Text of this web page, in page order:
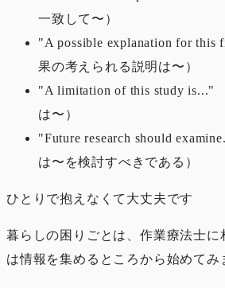
一致して〜）
"A possible explanation for this
果の考えられる説明は〜）
"A limitation of this study is..."
は〜）
"Future research should
は〜を検討すべきである）
ひとりで抱えなくて大丈夫です
暮らしの困りごとは、作業療法士に
は情報を集めるところから始めてみ